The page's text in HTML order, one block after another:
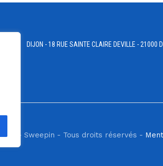
DIJON - 18 RUE SAINTE CLAIRE DEVILLE - 21000
- Sweepin - Tous droits réservés -